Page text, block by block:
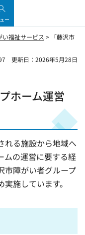
ー
い福祉サービス > 「藤沢市
更新日：2026年5月28日
ホーム運営
れる施設から地域へ
ムの運営に要する経
市障がい者グループ
施しています。